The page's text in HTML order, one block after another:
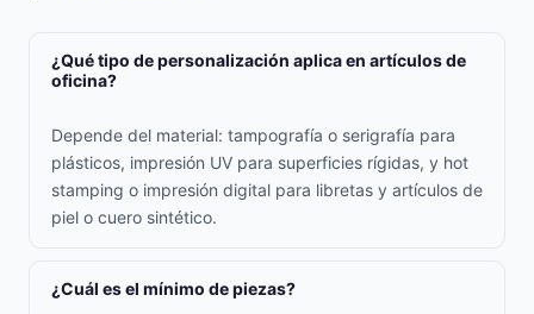
¿Qué tipo de personalización aplica en artículos de
oficina?
Depende del material: tampografía o serigrafía para
plásticos, impresión UV para superficies rígidas, y hot
stamping o impresión digital para libretas y artículos de
piel o cuero sintético.
¿Cuál es el mínimo de piezas?